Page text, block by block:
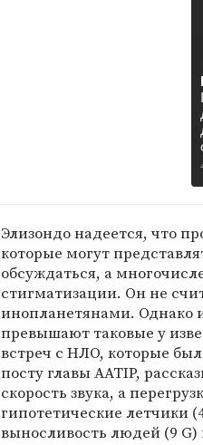
Элизондо надеется, что
которые могут
обсуждаться, а
стигматизации. Он не
инопланетянами. Однако
превышают таковые у
встреч с НЛО, которые
посту главы AATIP,
скорость звука, а
гипотетические летчики
выносливость людей (9 G)